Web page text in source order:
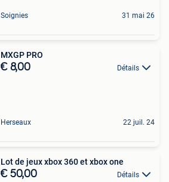
Soignies 31 mai 26
MXGP PRO
€ 8,00 Détails
Herseaux 22 juil. 24
Lot de jeux xbox 360 et xbox one
€ 50,00 Détails